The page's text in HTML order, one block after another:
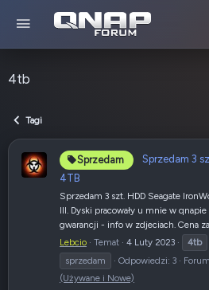
4tb
Tagi
Sprzedam
Sprzedam 3
4TB
Sprzedam 3 szt. HDD Seagate
III. Dyski pracowały u mnie w
gwarancji - info w zdjeciach. Cena za
Lebcio
Temat 4 Luty 2023 4tb
sprzedam
Odpowiedzi: 3
(Używane i Nowe)